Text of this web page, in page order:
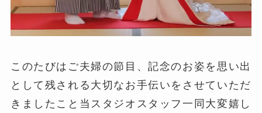
このたびはご夫婦の節目、記念のお姿を思い出
として残される大切なお手伝いをさせていただ
きましたこと当スタジオスタッフ一同大変嬉し